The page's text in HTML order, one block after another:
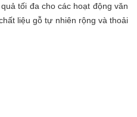
tối đa cho các hoạt động văn
liệu gỗ tự nhiên rộng và thoải